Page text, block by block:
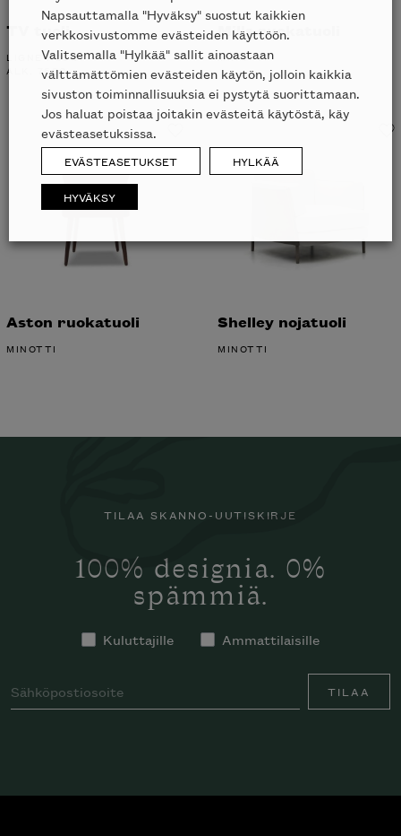
TV tuoli
LIGNE ROSET
ALK. 760€
Mills ruokatuoli
MINOTTI
Aston ruokatuoli
MINOTTI
Shelley nojatuoli
MINOTTI
TILAA SKANNO-UUTISKIRJE
100% designia. 0%
spämmiä.
Kuluttajille Ammattilaisille
TILAA
Napsauttamalla "Hyväksy" suostut kaikkien
verkkosivustomme evästeiden käyttöön.
Valitsemalla "Hylkää" sallit ainoastaan
välttämättömien evästeiden käytön, jolloin kaikkia
sivuston toiminnallisuuksia ei pystytä suorittamaan.
Jos haluat poistaa joitakin evästeitä käytöstä, käy
evästeasetuksissa.
EVÄSTEASETUKSET HYLKÄÄ
HYVÄKSY